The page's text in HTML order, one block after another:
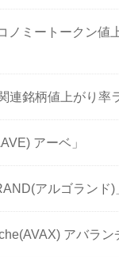
ノミートークン値
連銘柄値上がり率
アーベ」
アルゴランド)
アバラン